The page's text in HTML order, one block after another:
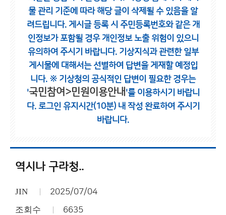
물 관리 기준에 따라 해당 글이 삭제될 수 있음을 알
려드립니다. 게시글 등록 시 주민등록번호와 같은 개
인정보가 포함될 경우 개인정보 노출 위험이 있으니
유의하여 주시기 바랍니다. 기상지식과 관련한 일부
게시물에 대해서는 선별하여 답변을 게재할 예정입
니다. ※ 기상청의 공식적인 답변이 필요한 경우는
'국민참여>민원이용안내 '를 이용하시기 바랍니
다. 로그인 유지시간(10분) 내 작성 완료하여 주시기
바랍니다.
역시나 구라청..
JIN 2025/07/04
조회수 6635